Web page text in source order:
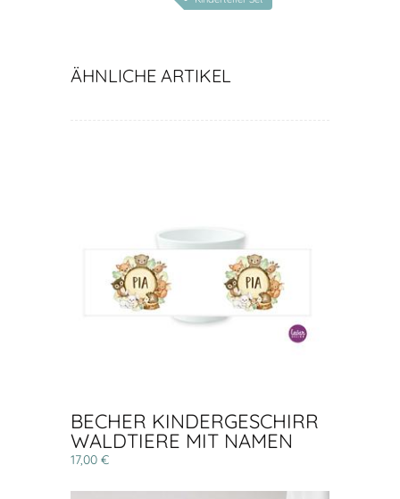
ÄHNLICHE ARTIKEL
BECHER KINDERGESCHIRR
WALDTIERE MIT NAMEN
17,00 €